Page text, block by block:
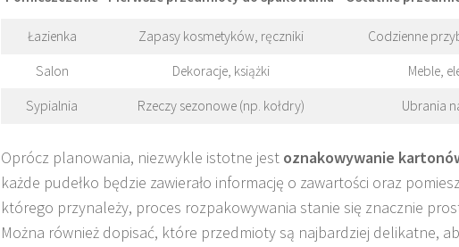
Łazienka Zapasy kosmetyków, ręczniki Codzienne
Salon Dekoracje, książki Meble,
Sypialnia Rzeczy sezonowe (np. kołdry) Ubrania
Oprócz planowania, niezwykle istotne jest oznakowywanie
każde pudełko będzie zawierało informację o zawartości oraz
którego przynależy, proces rozpakowywania stanie się znacznie
Można również dopisać, które przedmioty są najbardziej delikatne,